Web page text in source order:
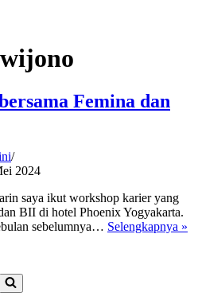
Femina dan
2024
saya ikut workshop karier yang
BII di hotel Phoenix Yogyakarta.
sebelumnya… Selengkapnya »